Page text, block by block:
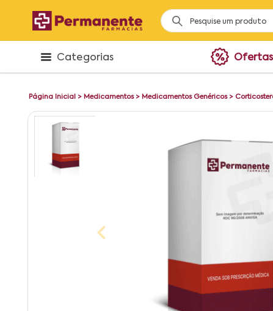
Categorias Ofertas
Página Inicial > Medicamentos> Medicamentos Genéricos>